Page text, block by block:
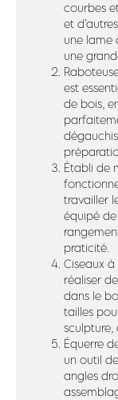
courbes
et
une lame
une
est
de bois,
Établi de
travailler
équipé de
praticité.
Ciseaux
réaliser
dans le
tailles
sculpture,
Équerre
un outil
angles